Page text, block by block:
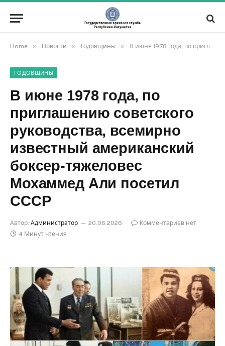
Home » Новости » Годовщины » В июне 1978 года, по приглашению советского руководства, всемирно известный американский боксер-тяжеловес Мохаммед Али посетил СССР
ГОДОВЩИНЫ
В июне 1978 года, по
приглашению советского
руководства, всемирно
известный американский
боксер-тяжеловес
Мохаммед Али посетил
СССР
Автор: Администратор 20.06.2026
Комментариев нет
4 Минут чтения